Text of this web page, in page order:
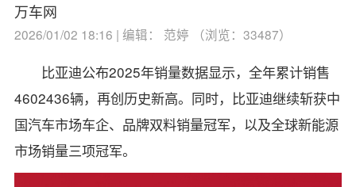
万车网
2026/01/02 18:16 | 编辑： 范婷 （浏览：33487）
比亚迪公布2025年销量数据显示，全年累计销售
4602436辆，再创历史新高。 同时，比亚迪继续斩获中
国汽车市场车企、品牌双料销量冠军，以及全球新能源
市场销量三项冠军。